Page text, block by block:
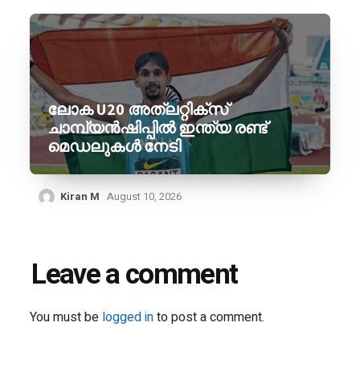
ലോക U20 അത്‌ലറ്റിക്‌സ്
ചാമ്പ്യൻഷിപ്പിൽ ഇന്ത്യ രണ്ട്
മെഡലുകൾ നേടി
Kiran M August 10, 2026
Leave a comment
You must be logged into post a comment.